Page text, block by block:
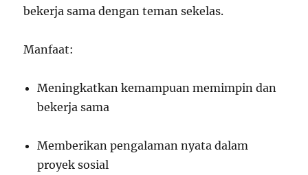
bekerja sama dengan teman sekelas.
Manfaat:
Meningkatkan kemampuan memimpin dan
bekerja sama
Memberikan pengalaman nyata dalam
proyek sosial